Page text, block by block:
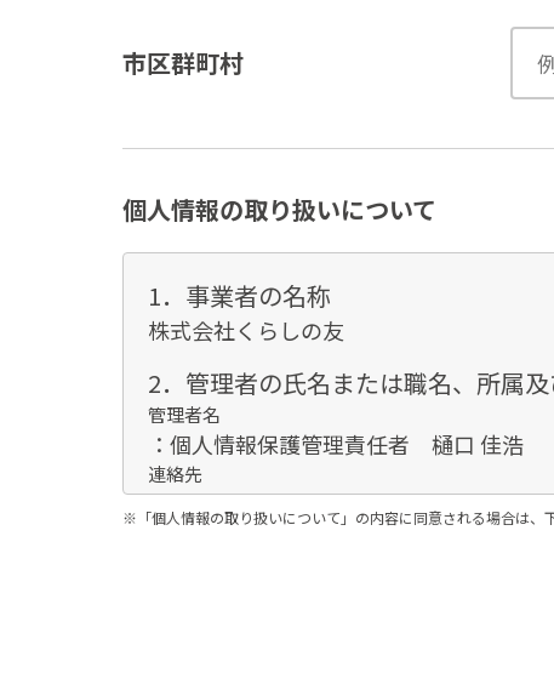
市区群町村
個人情報の取り扱いについて
1．事業者の名称
株式会社くらしの友
2．管理者の氏名または職名、所属
管理者名
：個人情報保護管理責任者 樋口 佳浩
連絡先
：03-3735-3102
ご本人より書面等（ホームページや電
お客様情報は、お客様のお問い合わせ
※「個人情報の取り扱いについて」の内容に同意される場合は、